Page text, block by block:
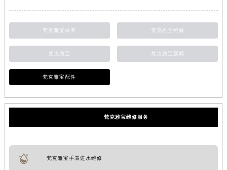
梵克雅宝保养 梵克雅宝维修
梵克雅宝 梵克雅宝新闻
梵克雅宝配件
梵克雅宝维修服务
梵克雅宝手表进水维修